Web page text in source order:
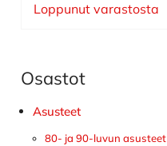
Loppunut varastosta
Ensisijainen
sivupalkki
Osastot
Asusteet
80- ja 90-luvun asusteet